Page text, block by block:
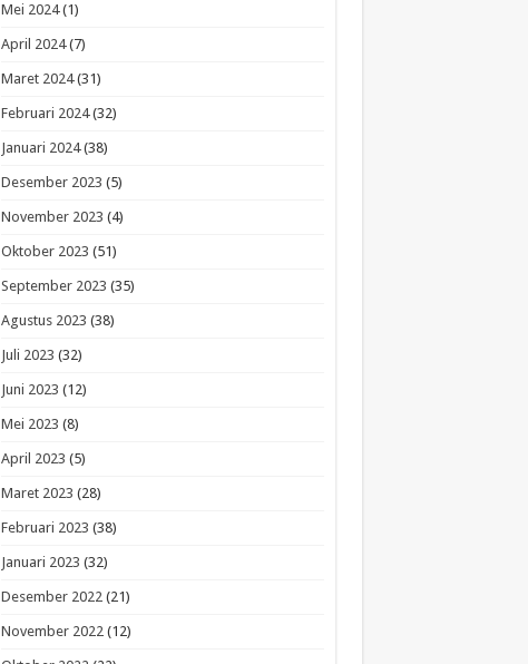
Mei 2024(1)
April 2024(7)
Maret 2024(31)
Februari 2024(32)
Januari 2024(38)
Desember 2023 (5)
November 2023 (4)
Oktober 2023 (51)
September 2023 (35)
Agustus 2023 (38)
Juli 2023 (32)
Juni 2023 (12)
Mei 2023 (8)
April 2023 (5)
Maret 2023 (28)
Februari 2023 (38)
Januari 2023 (32)
Desember 2022(21)
November 2022(12)